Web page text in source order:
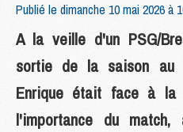
Publié le dimanche 10 mai 2026 à
A la veille d'un PSG/
sortie de la saison au
Enrique était face à
l'importance du